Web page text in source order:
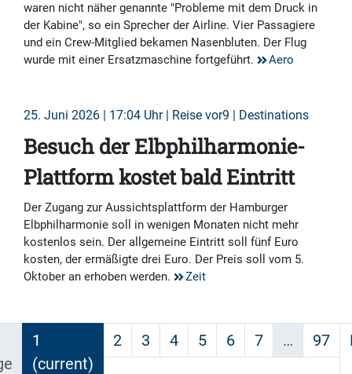
waren nicht näher genannte "Probleme mit dem Druck in
der Kabine", so ein Sprecher der Airline. Vier Passagiere
und ein Crew-Mitglied bekamen Nasenbluten. Der Flug
wurde mit einer Ersatzmaschine fortgeführt.
Aero
25. Juni 2026 | 17:04 Uhr | Reise vor9 | Destinations
Besuch der Elbphilharmonie-
Plattform kostet bald Eintritt
Der Zugang zur Aussichtsplattform der Hamburger
Elbphilharmonie soll in wenigen Monaten nicht mehr
kostenlos sein. Der allgemeine Eintritt soll fünf Euro
kosten, der ermäßigte drei Euro. Der Preis soll vom 5.
Oktober an erhoben werden.
Zeit
1
(current)
2 3 4 5 6 7 … 97